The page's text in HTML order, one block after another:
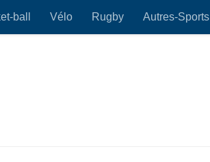
ball Vélo Rugby Autres-Sports